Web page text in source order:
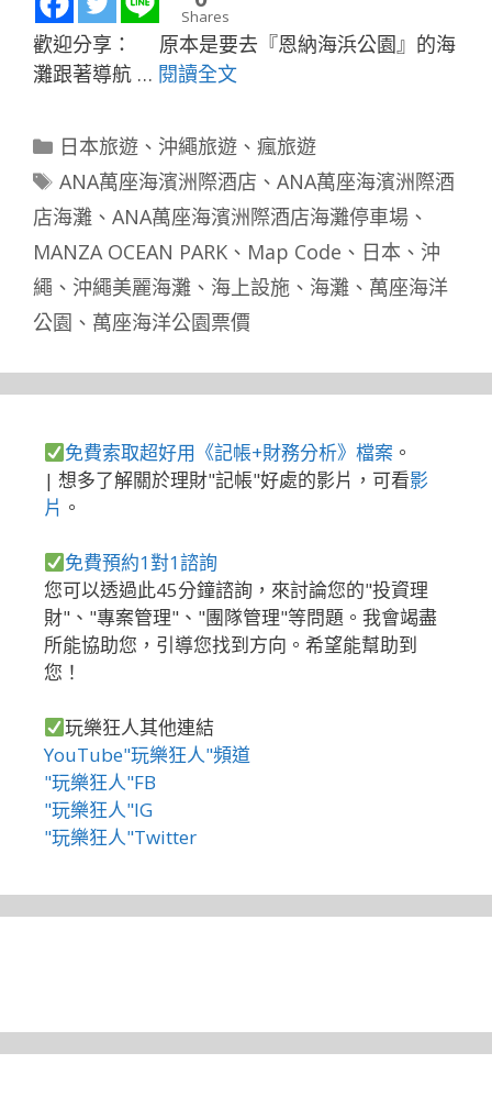
Shares
歡迎分享： 原本是要去『恩納海浜公園』的海
灘跟著導航 … 閱讀全文
分
類
日本旅遊、 沖繩旅遊、 瘋旅遊
標
籤
ANA萬座海濱洲際酒店 、 ANA萬座海濱洲際酒
店海灘 、 ANA萬座海濱洲際酒店海灘停車場 、
MANZA OCEAN PARK 、 Map Code 、 日本 、 沖
繩 、 沖繩美麗海灘 、 海上設施 、 海灘 、 萬座海洋
公園 、 萬座海洋公園票價
免費索取超好用《記帳+財務分析》檔案 。
| 想多了解關於理財"記帳"好處的影片，可看影
片 。
免費預約1對1諮詢
您可以透過此45分鐘諮詢，來討論您的"投資理
財"、"專案管理"、"團隊管理"等問題。我會竭盡
所能協助您，引導您找到方向。希望能幫助到
您！
玩樂狂人其他連結
YouTube"玩樂狂人"頻道
"玩樂狂人"FB
"玩樂狂人"IG
"玩樂狂人"Twitter